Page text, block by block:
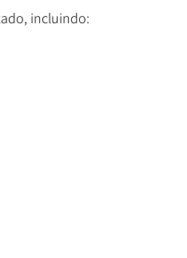
incluindo: